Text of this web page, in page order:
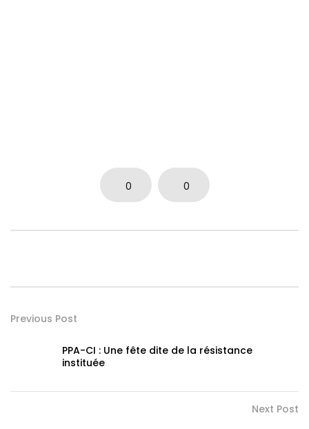
0 0
Previous Post
PPA-CI : Une fête dite de la résistance
instituée
Next Post